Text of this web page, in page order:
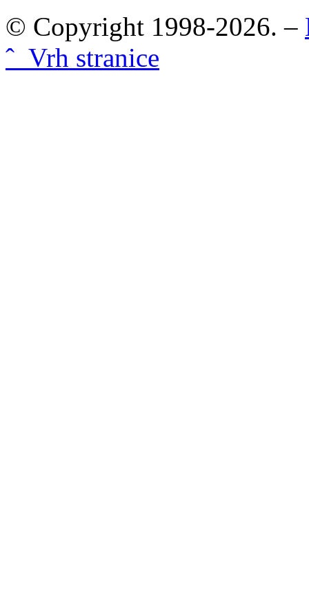
© Copyright 1998-2026. –
ˆ Vrh stranice